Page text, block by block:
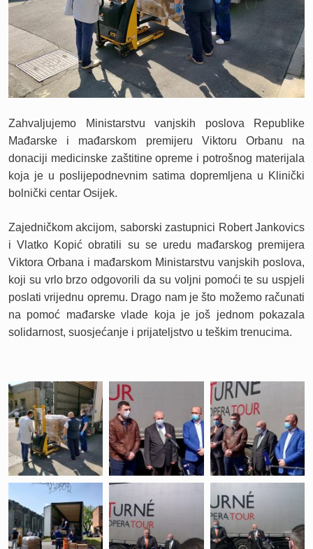
Zahvaljujemo Ministarstvu vanjskih poslova Republike
Mađarske i mađarskom premijeru Viktoru Orbanu na
donaciji medicinske zaštitine opreme i potrošnog materijala
koja je u poslijepodnevnim satima dopremljena u Klinički
bolnički centar Osijek.
Zajedničkom akcijom, saborski zastupnici Robert Jankovics
i Vlatko Kopić obratili su se uredu mađarskog premijera
Viktora Orbana i mađarskom Ministarstvu vanjskih poslova,
koji su vrlo brzo odgovorili da su voljni pomoći te su uspjeli
poslati vrijednu opremu. Drago nam je što možemo računati
na pomoć mađarske vlade koja je još jednom pokazala
solidarnost, suosjećanje i prijateljstvo u teškim trenucima.